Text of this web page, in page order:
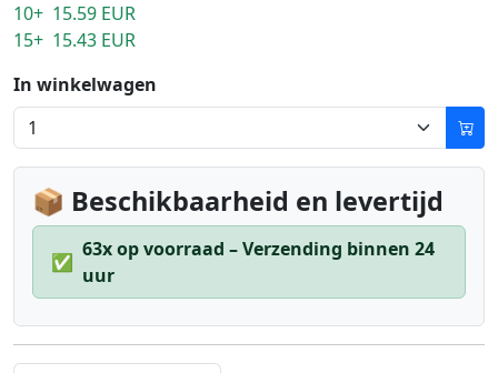
10+ 15.59 EUR
15+ 15.43 EUR
In winkelwagen
📦 Beschikbaarheid en levertijd
✅
63x op voorraad – Verzending binnen 24
uur